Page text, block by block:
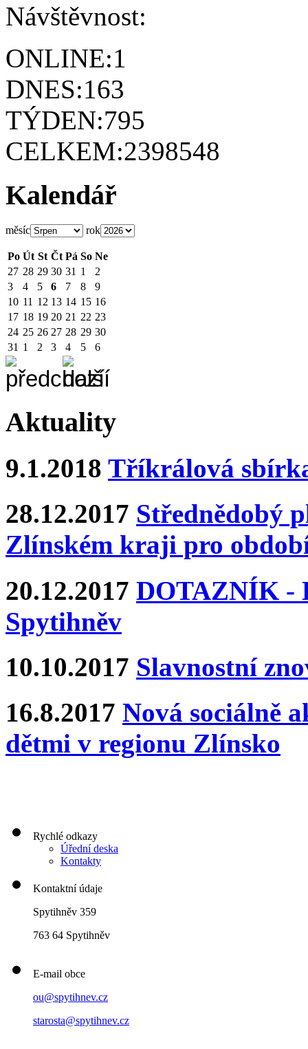
Návštěvnost:
ONLINE:1
DNES:163
TÝDEN:795
CELKEM:2398548
Kalendář
měsíc rok
Po Út St Čt Pá So Ne
27 28 29 30 31 1
2
3
4 5 6 7 8
9
10 11 12 13 14 15 16
17 18 19 20 21 22 23
24 25 26 27 28 29 30
31 1 2 3 4 5 6
Aktuality
9.1.2018 Tříkrálová
28.12.2017 Střednědobý
Zlínském kraji pro
20.12.2017 DOTAZNÍK -
Spytihněv
10.10.2017 Slavnostní
16.8.2017 Nová sociálně
dětmi v regionu Zlínsko
Rychlé odkazy
Úřední deska
Kontakty
Kontaktní údaje
Spytihněv 359
763 64 Spytihněv
E-mail obce
ou@spytihnev.cz
starosta@spytihnev.cz